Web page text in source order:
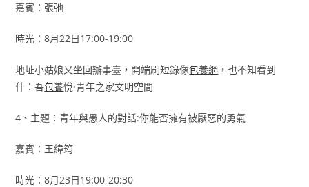
嘉賓：張弛
時光：8月22日17:00-19:00
地址小姑娘又坐回辦事臺，開端刷短錄像包養網 ，也不知看到
什：吾包養悅·青年之家文明空間
4、主題：青年與愚人的對話:你能否擁有被厭惡的勇氣
嘉賓：王緯筠
時光：8月23日19:00-20:30